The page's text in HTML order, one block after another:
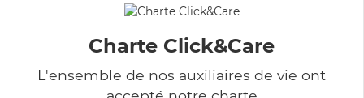
Charte Click&Care
L'ensemble de nos auxiliaires de vie ont